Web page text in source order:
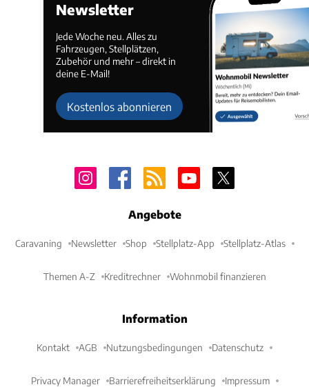
Newsletter
Jede Woche neu. Alles zu
Fahrzeugen, Stellplätzen,
Zubehör und mehr – direkt in
deine E-Mail!
Kostenlos abonnieren
Angebote
Caravaning Newsletter Shop Stellplatz-App Stellplatz-Atlas
Themen A-Z Kreditrechner Wohnmobil finanzieren
Information
Kontakt AGB Nutzungsbedingungen Datenschutz
Privacy Manager Barrierefreiheitserklärung Impressum